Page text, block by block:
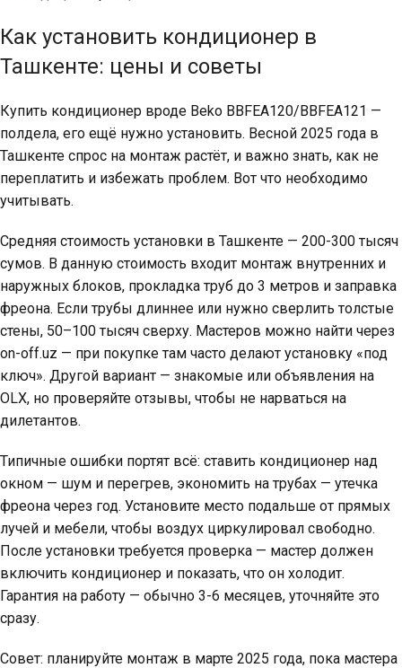
Как установить кондиционер в
Ташкенте: цены и советы
Купить кондиционер вроде Beko BBFEA120/BBFEA121 —
полдела, его ещё нужно установить. Весной 2025 года в
Ташкенте спрос на монтаж растёт, и важно знать, как не
переплатить и избежать проблем. Вот что необходимо
учитывать.
Средняя стоимость установки в Ташкенте — 200-300 тысяч
сумов. В данную стоимость входит монтаж внутренних и
наружных блоков, прокладка труб до 3 метров и заправка
фреона. Если трубы длиннее или нужно сверлить толстые
стены, 50–100 тысяч сверху. Мастеров можно найти через
on-off.uz — при покупке там часто делают установку «под
ключ». Другой вариант — знакомые или объявления на
OLX, но проверяйте отзывы, чтобы не нарваться на
дилетантов.
Типичные ошибки портят всё: ставить кондиционер над
окном — шум и перегрев, экономить на трубах — утечка
фреона через год. Установите место подальше от прямых
лучей и мебели, чтобы воздух циркулировал свободно.
После установки требуется проверка — мастер должен
включить кондиционер и показать, что он холодит.
Гарантия на работу — обычно 3-6 месяцев, уточняйте это
сразу.
Совет: планируйте монтаж в марте 2025 года, пока мастера